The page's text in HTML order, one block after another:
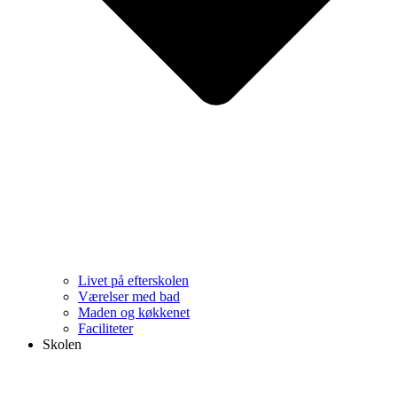
Livet på efterskolen
Værelser med bad
Maden og køkkenet
Faciliteter
Skolen